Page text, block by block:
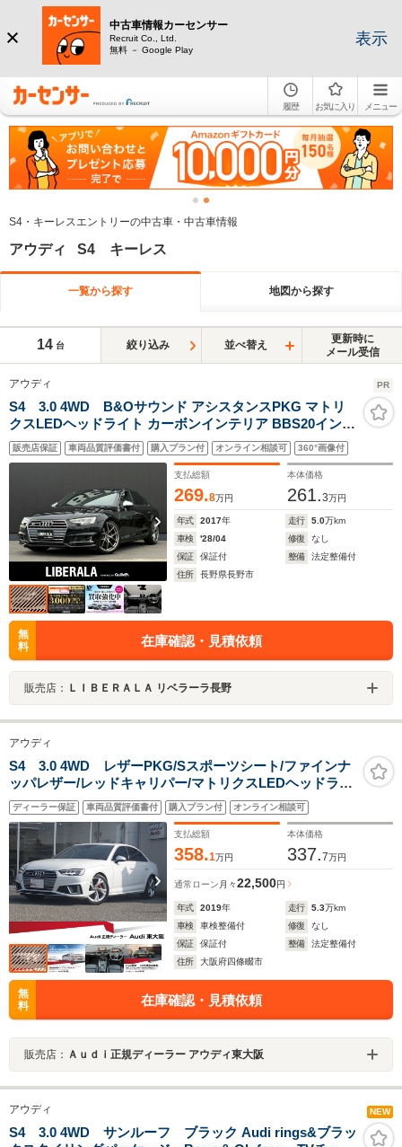
中古車情報カーセンサー
Recruit Co., Ltd.
無料 － Google Play
表示
履歴 お気に入り メニュー
S4・キーレスエントリーの中古車・中古車情報
アウディ S4 キーレス
一覧から探す 地図から探す
14 台 絞り込み 並べ替え
更新時に
メール受信
アウディ PR
S4 3.0 4WD B&Oサウンド アシスタンスPKG マトリ
クスLEDヘッドライト カーボンインテリア BBS20インチ
AW ACC サイドアシスト LKA MMIナビ バックカメラ
DTV パークエイド バーチャルCP ハーフレザー PWシー
販売店保証 車両品質評価書付 購入プラン付 オンライン相談可 360°画像付
支払総額
269.8万円
本体価格
261.3万円
年式 2017年 走行 5.0万km
車検
'28/04 修復
なし
保証
保証付 整備
法定整備付
住所
長野県長野市
無
料
在庫確認・見積依頼
販売店： ＬＩＢＥＲＡＬＡ リベラーラ長野
アウディ
S4 3.0 4WD レザーPKG/Sスポーツシート/ファインナ
ッパレザー/レッドキャリパー/マトリクスLEDヘッドライ
ト/アシスタンスPKG/360度カメラ/全席シートヒーター/マ
ルチカラーアンビエントライト/認定中古車
ディーラー保証 車両品質評価書付 購入プラン付 オンライン相談可
支払総額
358.1万円
本体価格
337.7万円
通常ローン 月々22,500円
年式 2019年 走行 5.3万km
車検
車検整備付 修復
なし
保証
保証付 整備
法定整備付
住所
大阪府四條畷市
無
料
在庫確認・見積依頼
販売店： Ａｕｄｉ正規ディーラー アウディ東大阪
アウディ NEW
S4 3.0 4WD サンルーフ ブラック Audi rings&ブラッ